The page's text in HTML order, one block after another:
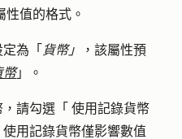
性值的格式。
為「 貨幣」
，該屬性預
幣」。
請勾選「 使用記錄貨幣
使用記錄貨幣僅影響數值